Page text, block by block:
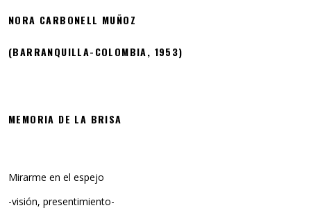
NORA CARBONELL MUÑOZ
(BARRANQUILLA-COLOMBIA, 1953)
MEMORIA DE LA BRISA
Mirarme en el espejo
-visión, presentimiento-